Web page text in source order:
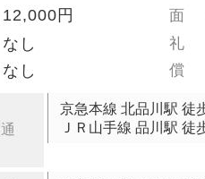
12,000円 面
なし 礼
なし 償
京急本線 北品川駅 徒
ＪＲ山手線 品川駅 徒